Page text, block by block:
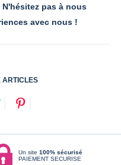
pas à nous
avec nous !
ARTICLES
Un site 100% sécurisé
PAIEMENT SECURISE